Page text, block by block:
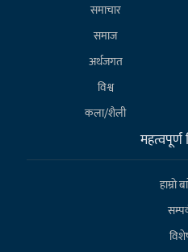
समाचार
समाज
अर्थजगत
विश्व
कला/शैली
महत्वपूर्ण
हाम्राे